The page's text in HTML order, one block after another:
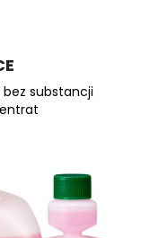
bez substancji